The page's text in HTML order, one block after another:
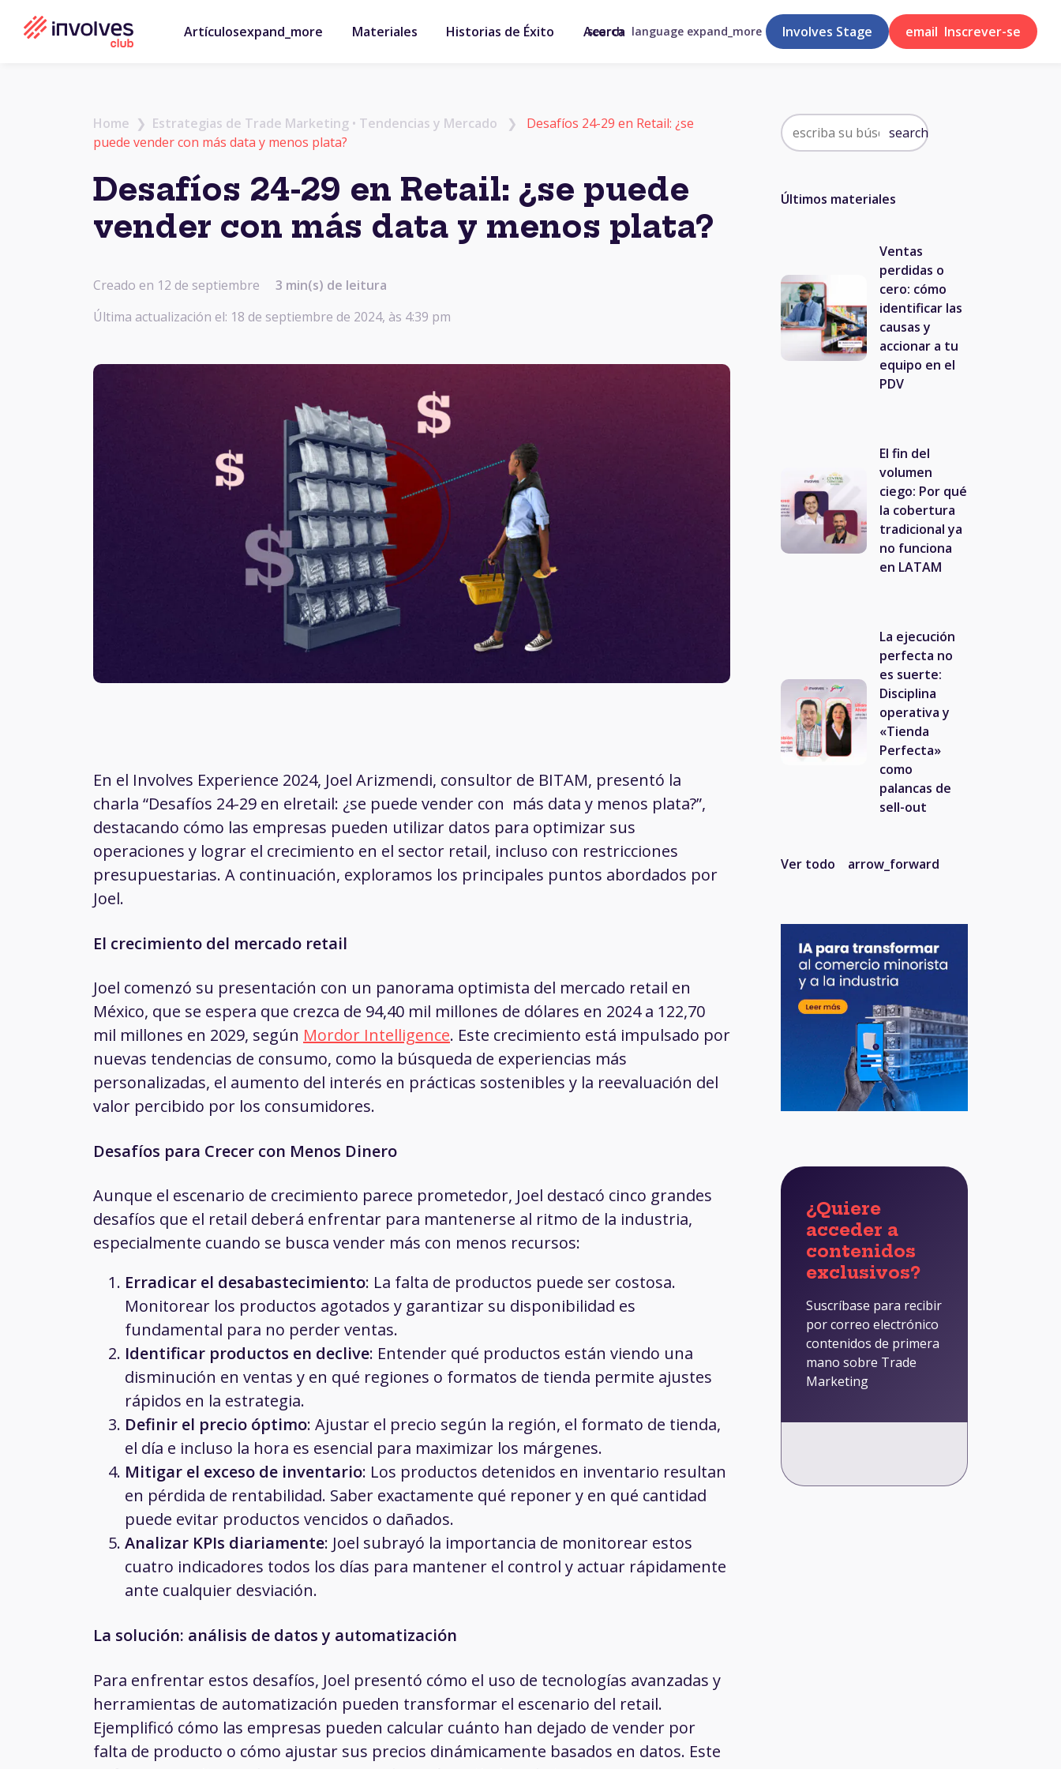
Artículosexpand_more Materiales Historias de Éxito Acerca
search language expand_more Involves Stage email Inscrever-se
Home ❯ Estrategias de Trade Marketing • Tendencias y Mercado ❯ Desafíos 24-29 en Retail: ¿se
puede vender con más data y menos plata?
Desafíos 24-29 en Retail: ¿se puede
vender con más data y menos plata?
Creado en 12 de septiembre
3 min(s) de leitura
Última actualización el: 18 de septiembre de 2024, às 4:39 pm
En el Involves Experience 2024, Joel Arizmendi, consultor de BITAM, presentó la
charla “Desafíos 24-29 en elretail: ¿se puede vender con más data y menos plata?”,
destacando cómo las empresas pueden utilizar datos para optimizar sus
operaciones y lograr el crecimiento en el sector retail, incluso con restricciones
presupuestarias. A continuación, exploramos los principales puntos abordados por
Joel.
El crecimiento del mercado retail
Joel comenzó su presentación con un panorama optimista del mercado retail en
México, que se espera que crezca de 94,40 mil millones de dólares en 2024 a 122,70
mil millones en 2029, según Mordor Intelligence. Este crecimiento está impulsado por
nuevas tendencias de consumo, como la búsqueda de experiencias más
personalizadas, el aumento del interés en prácticas sostenibles y la reevaluación del
valor percibido por los consumidores.
Desafíos para Crecer con Menos Dinero
Aunque el escenario de crecimiento parece prometedor, Joel destacó cinco grandes
desafíos que el retail deberá enfrentar para mantenerse al ritmo de la industria,
especialmente cuando se busca vender más con menos recursos:
Erradicar el desabastecimiento: La falta de productos puede ser costosa.
Monitorear los productos agotados y garantizar su disponibilidad es
fundamental para no perder ventas.
Identificar productos en declive: Entender qué productos están viendo una
disminución en ventas y en qué regiones o formatos de tienda permite ajustes
rápidos en la estrategia.
Definir el precio óptimo: Ajustar el precio según la región, el formato de tienda,
el día e incluso la hora es esencial para maximizar los márgenes.
Mitigar el exceso de inventario: Los productos detenidos en inventario resultan
en pérdida de rentabilidad. Saber exactamente qué reponer y en qué cantidad
puede evitar productos vencidos o dañados.
Analizar KPIs diariamente: Joel subrayó la importancia de monitorear estos
cuatro indicadores todos los días para mantener el control y actuar rápidamente
ante cualquier desviación.
La solución: análisis de datos y automatización
Para enfrentar estos desafíos, Joel presentó cómo el uso de tecnologías avanzadas y
herramientas de automatización pueden transformar el escenario del retail.
Ejemplificó cómo las empresas pueden calcular cuánto han dejado de vender por
falta de producto o cómo ajustar sus precios dinámicamente basados en datos. Este
search
Últimos materiales
Ventas
perdidas o
cero: cómo
identificar las
causas y
accionar a tu
equipo en el
PDV
El fin del
volumen
ciego: Por qué
la cobertura
tradicional ya
no funciona
en LATAM
La ejecución
perfecta no
es suerte:
Disciplina
operativa y
«Tienda
Perfecta»
como
palancas de
sell-out
Ver todo arrow_forward
¿Quiere
acceder a
contenidos
exclusivos?
Suscríbase para recibir
por correo electrónico
contenidos de primera
mano sobre Trade
Marketing